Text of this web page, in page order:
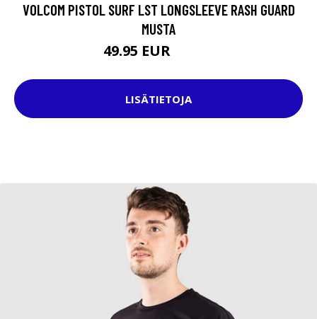
VOLCOM PISTOL SURF LST LONGSLEEVE RASH GUARD
MUSTA
49.95 EUR
LISÄTIETOJA